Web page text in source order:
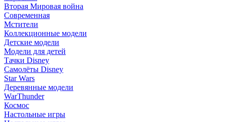
Вторая Мировая война
Современная
Мстители
Коллекционные модели
Детские модели
Модели для детей
Тачки Disney
Самолёты Disney
Star Wars
Деревянные модели
WarThunder
Космос
Настольные игры